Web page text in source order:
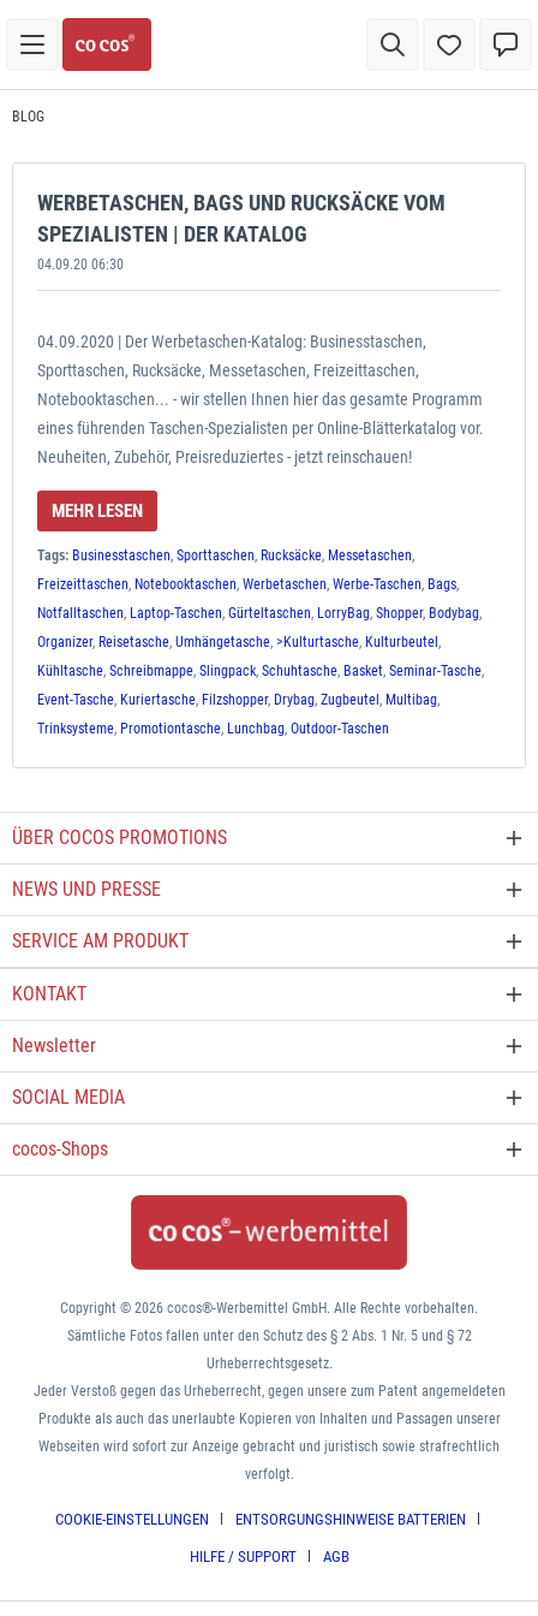
BLOG
WERBETASCHEN, BAGS UND RUCKSÄCKE VOM
SPEZIALISTEN | DER KATALOG
04.09.20 06:30
04.09.2020 | Der Werbetaschen-Katalog: Businesstaschen,
Sporttaschen, Rucksäcke, Messetaschen, Freizeittaschen,
Notebooktaschen... - wir stellen Ihnen hier das gesamte Programm
eines führenden Taschen-Spezialisten per Online-Blätterkatalog vor.
Neuheiten, Zubehör, Preisreduziertes - jetzt reinschauen!
MEHR LESEN
Tags: Businesstaschen, Sporttaschen, Rucksäcke, Messetaschen,
Freizeittaschen, Notebooktaschen, Werbetaschen, Werbe-Taschen, Bags,
Notfalltaschen, Laptop-Taschen, Gürteltaschen, LorryBag, Shopper, Bodybag,
Organizer, Reisetasche, Umhängetasche, >Kulturtasche, Kulturbeutel ,
Kühltasche, Schreibmappe, Slingpack, Schuhtasche, Basket, Seminar-Tasche,
Event-Tasche, Kuriertasche, Filzshopper, Drybag, Zugbeutel , Multibag,
Trinksysteme, Promotiontasche, Lunchbag, Outdoor-Taschen
ÜBER COCOS PROMOTIONS
NEWS UND PRESSE
SERVICE AM PRODUKT
KONTAKT
Newsletter
SOCIAL MEDIA
cocos-Shops
COOKIE-EINSTELLUNGEN ENTSORGUNGSHINWEISE BATTERIEN
HILFE / SUPPORT AGB
Copyright © 2026 cocos®-Werbemittel GmbH. Alle Rechte vorbehalten.
Sämtliche Fotos fallen unter den Schutz des § 2 Abs. 1 Nr. 5 und § 72
Urheberrechtsgesetz.
Jeder Verstoß gegen das Urheberrecht, gegen unsere zum Patent angemeldeten
Produkte als auch das unerlaubte Kopieren von Inhalten und Passagen unserer
Webseiten wird sofort zur Anzeige gebracht und juristisch sowie strafrechtlich
verfolgt.